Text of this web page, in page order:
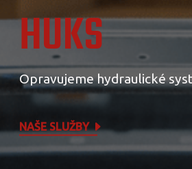
HUKS
Opravujeme hydraulické
NAŠE SLUŽBY